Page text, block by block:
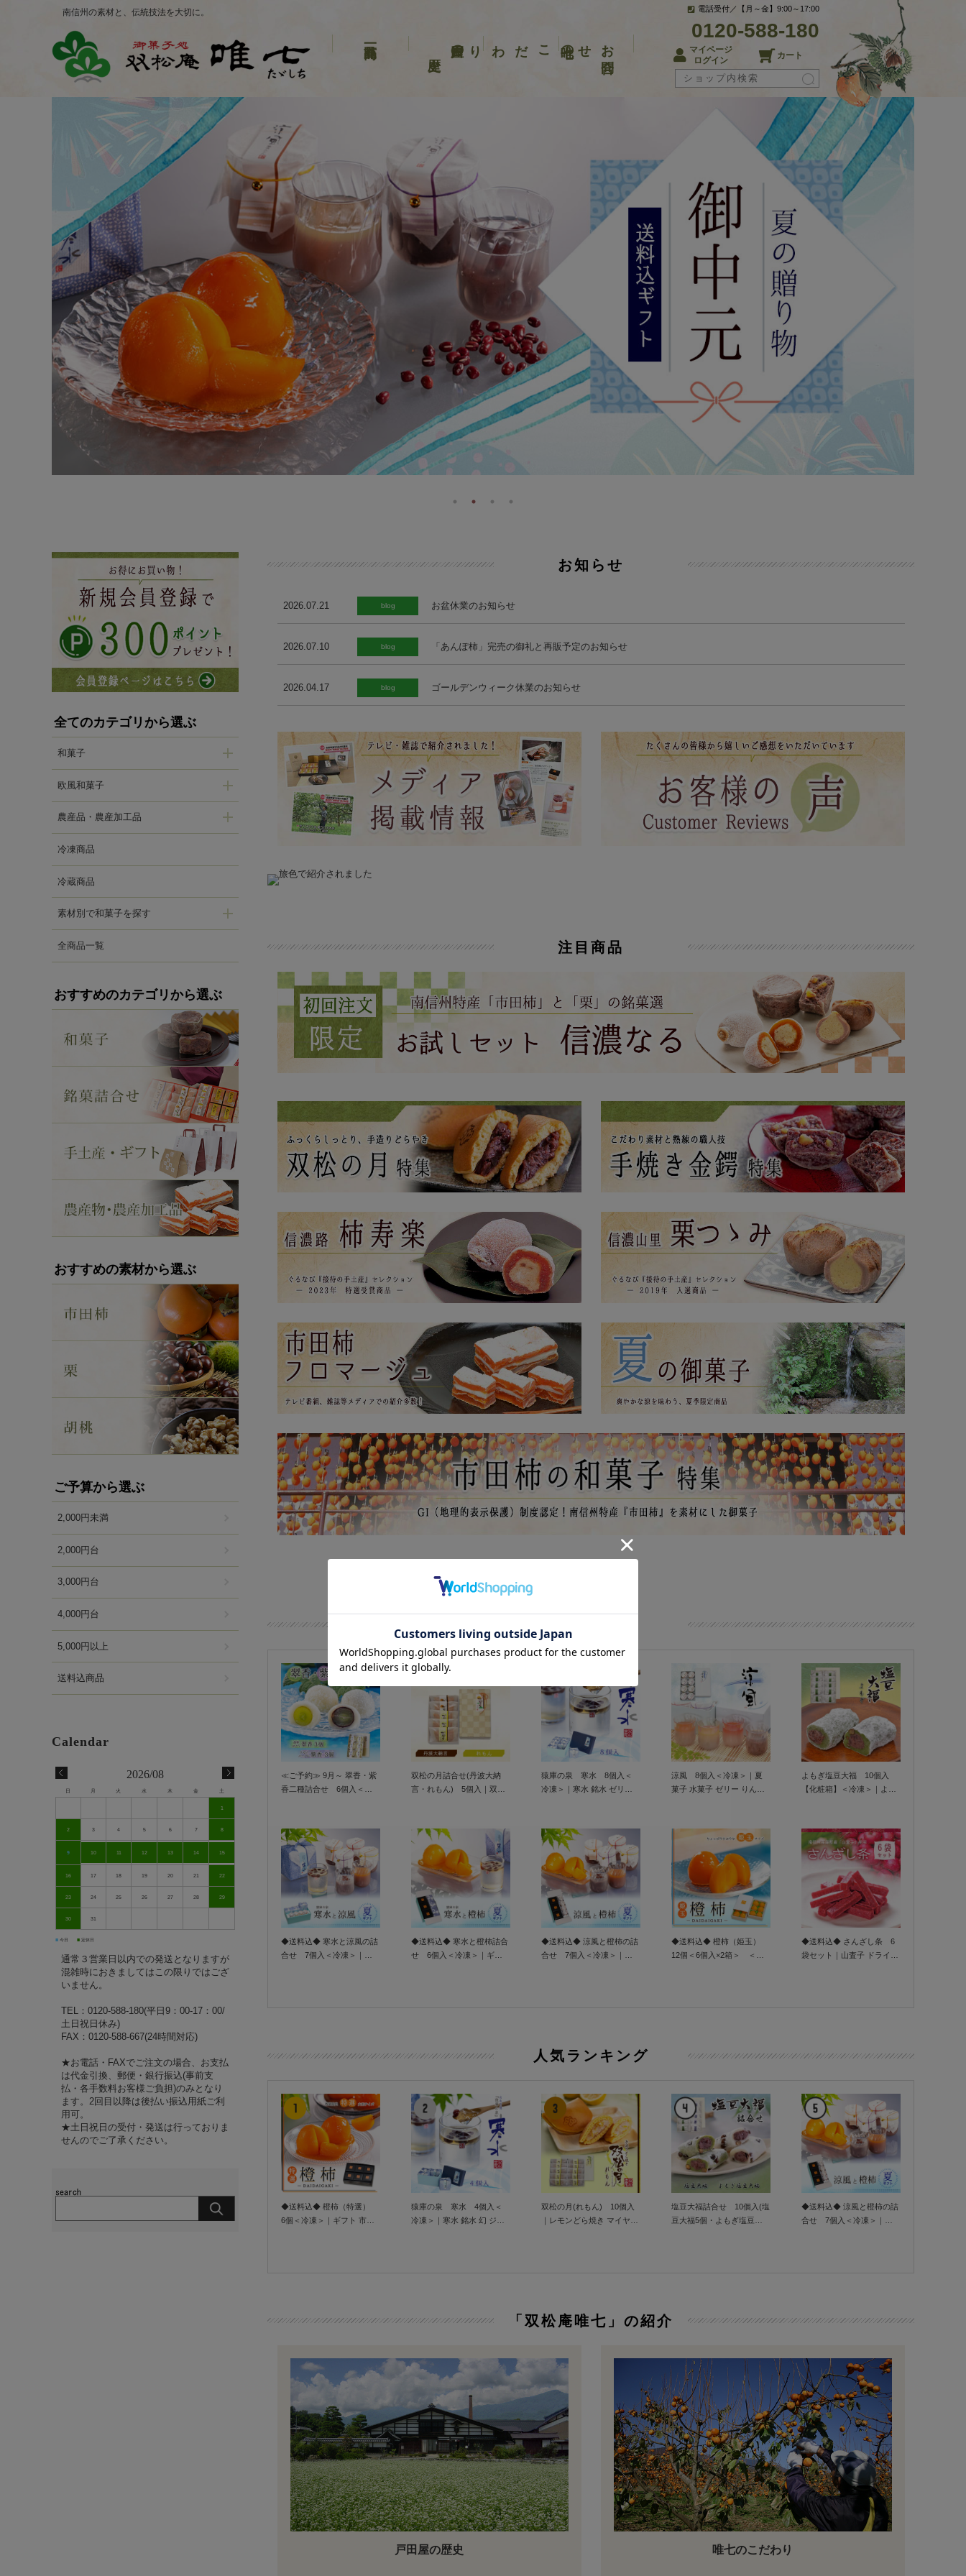
南信州の素材と、伝統技法を大切に。
戸田屋の 唯七の
こだわり お
問合
せ
電話受付／【月～金】9:00～17:00
0120-588-180
マイページ
ログイン
カート
お知らせ
2026.07.21 blog お盆休業のお知らせ
2026.07.10 blog 「あんぽ柿」完売の御礼と再販予定のお知らせ
2026.04.17 blog ゴールデンウィーク休業のお知らせ
注目商品
≪ご予約≫ 9月～ 翠香・紫
香二種詰合せ 6個入＜冷
ープル 大福 ぶどう大福
双松の月詰合せ(丹波大納
言・れもん) 5個入｜双松
き 5月～8月
猿庫の泉 寒水 8個入＜
冷凍＞｜寒水 銘水 ゼリー
涼風 8個入＜冷凍＞｜夏
菓子 水菓子 ゼリー りんご
よもぎ塩豆大福 10個入
【化粧箱】＜冷凍＞｜よも
◆送料込◆ 寒水と涼風の詰
合せ 7個入＜冷凍＞｜ギ
◆送料込◆ 寒水と橙柿詰合
せ 6個入＜冷凍＞｜ギフ
◆送料込◆ 涼風と橙柿の詰
合せ 7個入＜冷凍＞｜ギ
◆送料込◆ 橙柿（姫玉）
12個＜6個入×2箱＞ ＜冷
◆送料込◆ さんざし条 6
袋セット｜山査子 ドライフ
人気ランキング
◆送料込◆ 橙柿（特選）
6個＜冷凍＞｜ギフト 市田
猿庫の泉 寒水 4個入＜
冷凍＞｜寒水 銘水 幻 ジェ
双松の月(れもん) 10個入
｜レモンどら焼き マイヤー
塩豆大福詰合せ 10個入(塩
豆大福5個・よもぎ塩豆大
◆送料込◆ 涼風と橙柿の詰
合せ 7個入＜冷凍＞｜ギ
「双松庵唯七」の紹介
戸田屋の歴史 唯七のこだわり
全てのカテゴリから選ぶ
和菓子
欧風和菓子
農産品・農産加工品
冷凍商品
冷蔵商品
素材別で和菓子を探す
全商品一覧
おすすめのカテゴリから選ぶ
おすすめの素材から選ぶ
ご予算から選ぶ
2,000円未満
2,000円台
3,000円台
4,000円台
5,000円以上
送料込商品
2026/08
日 月 火 水 木 金 土
1
2 3 4 5 6 7 8
9 10 11 12 13 14 15
16 17 18 19 20 21 22
23 24 25 26 27 28 29
30 31
■ 今日 ■ 定休日
通常３営業日以内での発送となりますが
混雑時におきましてはこの限りではござ
いません。
TEL：0120-588-180(平日9：00-17：00/
土日祝日休み)
FAX：0120-588-667(24時間対応)
★お電話・FAXでご注文の場合、お支払
は代金引換、郵便・銀行振込(事前支
払・各手数料お客様ご負担)のみとなり
ます。2回目以降は後払い振込用紙ご利
用可。
★土日祝日の受付・発送は行っておりま
せんのでご了承ください。